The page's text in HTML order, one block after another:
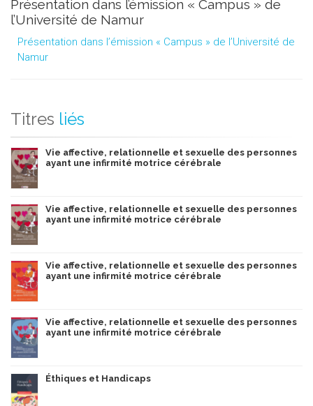
Présentation dans l’émission « Campus » de
l’Université de Namur
Présentation dans l’émission « Campus » de l’Université de
Namur
Titres liés
Vie affective, relationnelle et sexuelle des personnes
ayant une infirmité motrice cérébrale
Vie affective, relationnelle et sexuelle des personnes
ayant une infirmité motrice cérébrale
Vie affective, relationnelle et sexuelle des personnes
ayant une infirmité motrice cérébrale
Vie affective, relationnelle et sexuelle des personnes
ayant une infirmité motrice cérébrale
Éthiques et Handicaps